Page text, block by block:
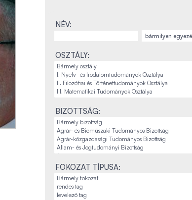
NÉV:
OSZTÁLY:
BIZOTTSÁG:
FOKOZAT TÍPUSA: